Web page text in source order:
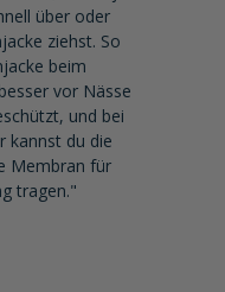
über oder
ziehst. So
beim
vor Nässe
und bei
kannst du die
Membran für
tragen."